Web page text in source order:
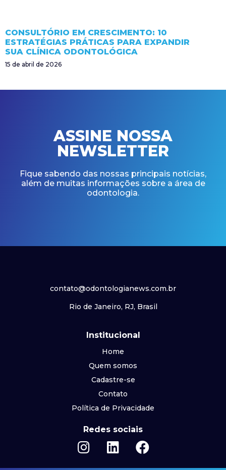
CONSULTÓRIO EM CRESCIMENTO: 10
ESTRATÉGIAS PRÁTICAS PARA EXPANDIR
SUA CLÍNICA ODONTOLÓGICA
15 de abril de 2026
ASSINE NOSSA
NEWSLETTER
Fique sabendo das nossas principais notícias,
além de muitas informações sobre a área de
odontologia.
contato@odontologianews.com.br
Rio de Janeiro, RJ, Brasil
Institucional
Home
Quem somos
Cadastre-se
Contato
Política de Privacidade
Redes sociais